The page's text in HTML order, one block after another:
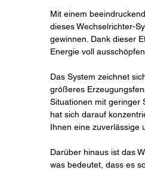
Mit einem
dieses Wechselrichter-
gewinnen. Dank dieser
Energie voll
Das System zeichnet
größeres
Situationen mit geringer
hat sich darauf
Ihnen eine zuverlässige
Darüber hinaus ist das
was bedeutet, dass es